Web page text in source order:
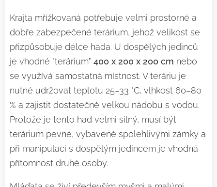
Krajta mřížkovaná potřebuje velmi prostorné a
dobře zabezpečené terárium, jehož velikost se
přizpůsobuje délce hada. U dospělých jedinců
je vhodné "terárium" 400 x 200 x 200 cm nebo
se využívá samostatná místnost. V teráriu je
nutné udržovat teplotu 25–33 °C, vlhkost 60–80
% a zajistit dostatečně velkou nádobu s vodou.
Protože je tento had velmi silný, musí být
terárium pevné, vybavené spolehlivými zámky a
při manipulaci s dospělým jedincem je vhodná
přítomnost druhé osoby.